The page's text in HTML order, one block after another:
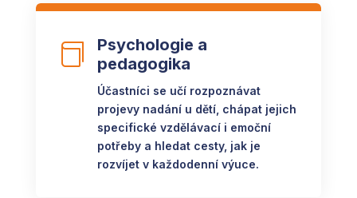

Psychologie a
pedagogika
Účastníci se učí rozpoznávat
projevy nadání u dětí, chápat jejich
specifické vzdělávací i emoční
potřeby a hledat cesty, jak je
rozvíjet v každodenní výuce.